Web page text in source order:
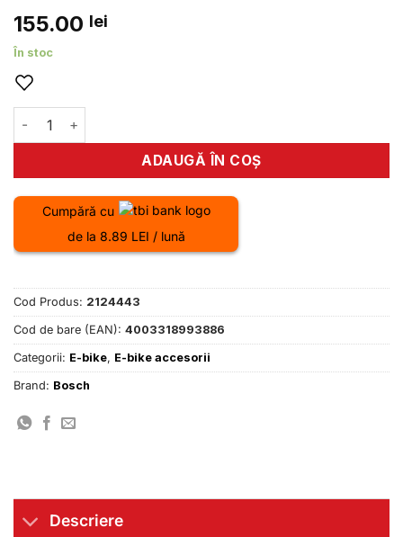
155.00 lei
În stoc
Cantitate Cilindru cu cheie PowerTube 600/800 Bosch
ADAUGĂ ÎN COȘ
Cumpără cu
de la 8.89 LEI / lună
Cod Produs: 2124443
Cod de bare (EAN): 4003318993886
Categorii: E-bike, E-bike accesorii
Brand: Bosch
Descriere